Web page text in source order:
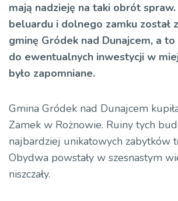
mają nadzieję na taki obrót
beluardu i dolnego zamku został
gminę Gródek nad Dunajcem, a
do ewentualnych inwestycji w
było zapomniane.
Gmina Gródek nad Dunajcem
Zamek w Rożnowie. Ruiny tych
najbardziej unikatowych zabytków
Obydwa powstały w szesnastym
niszczały.